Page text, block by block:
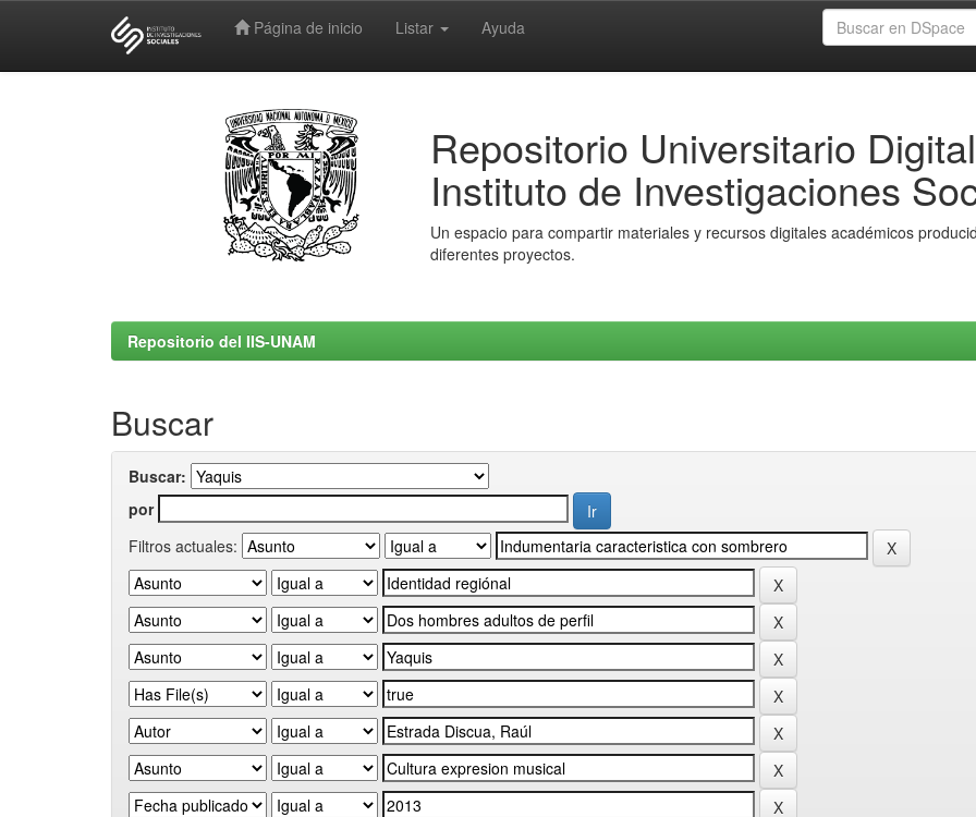
Página de inicio Listar Ayuda
Repositorio Universitario Digital
Instituto de Investigaciones
Un espacio para compartir materiales y recursos digitales académicos
diferentes proyectos.
Repositorio del IIS-UNAM
Buscar
Buscar:
por
Filtros actuales: